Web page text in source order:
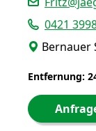
0421
Bernauer
Entfernung: